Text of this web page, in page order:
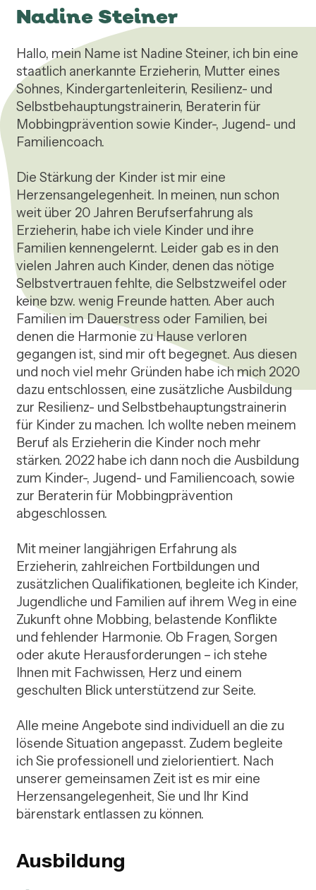
Nadine Steiner
Hallo, mein Name ist Nadine Steiner, ich bin eine
staatlich anerkannte Erzieherin, Mutter eines
Sohnes, Kindergartenleiterin, Resilienz- und
Selbstbehauptungstrainerin, Beraterin für
Mobbingprävention sowie Kinder-, Jugend- und
Familiencoach.
Die Stärkung der Kinder ist mir eine
Herzensangelegenheit. In meinen, nun schon
weit über 20 Jahren Berufserfahrung als
Erzieherin, habe ich viele Kinder und ihre
Familien kennengelernt. Leider gab es in den
vielen Jahren auch Kinder, denen das nötige
Selbstvertrauen fehlte, die Selbstzweifel oder
keine bzw. wenig Freunde hatten. Aber auch
Familien im Dauerstress oder Familien, bei
denen die Harmonie zu Hause verloren
gegangen ist, sind mir oft begegnet. Aus diesen
und noch viel mehr Gründen habe ich mich 2020
dazu entschlossen, eine zusätzliche Ausbildung
zur Resilienz- und Selbstbehauptungstrainerin
für Kinder zu machen. Ich wollte neben meinem
Beruf als Erzieherin die Kinder noch mehr
stärken. 2022 habe ich dann noch die Ausbildung
zum Kinder-, Jugend- und Familiencoach, sowie
zur Beraterin für Mobbingprävention
abgeschlossen.
Mit meiner langjährigen Erfahrung als
Erzieherin, zahlreichen Fortbildungen und
zusätzlichen Qualifikationen, begleite ich Kinder,
Jugendliche und Familien auf ihrem Weg in eine
Zukunft ohne Mobbing, belastende Konflikte
und fehlender Harmonie. Ob Fragen, Sorgen
oder akute Herausforderungen – ich stehe
Ihnen mit Fachwissen, Herz und einem
geschulten Blick unterstützend zur Seite.
Alle meine Angebote sind individuell an die zu
lösende Situation angepasst. Zudem begleite
ich Sie professionell und zielorientiert. Nach
unserer gemeinsamen Zeit ist es mir eine
Herzensangelegenheit, Sie und Ihr Kind
bärenstark entlassen zu können.
Ausbildung